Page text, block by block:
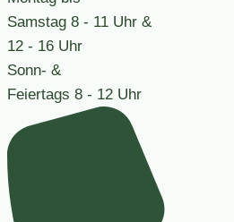
Samstag 8 - 11 Uhr &
12 - 16 Uhr
Sonn- &
Feiertags 8 - 12 Uhr